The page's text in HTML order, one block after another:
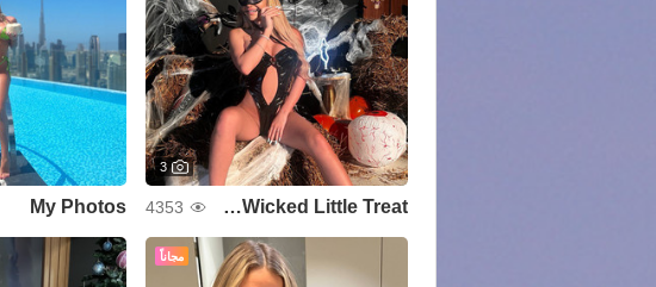
3
Wicked Little Treat🎃👻
4353
My Photos
مجاناً